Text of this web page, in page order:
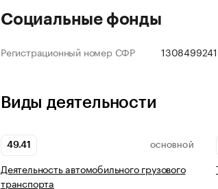
Социальные фонды
Регистрационный номер СФР 1308499241
Виды деятельности
49.41 ОСНОВНОЙ
Деятельность автомобильного грузового
транспорта